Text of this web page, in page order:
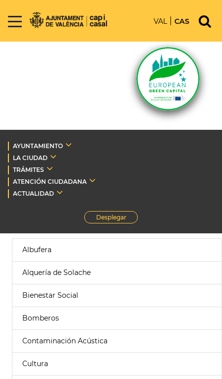
VAL CAS
AYUNTAMIENTO
LA CIUDAD
TRÁMITES
ATENCIÓN CIUDADANA
ACTUALIDAD
Desplegar
Albufera
Alquería de Solache
Bienestar Social
Bomberos
Contaminación Acústica
Cultura